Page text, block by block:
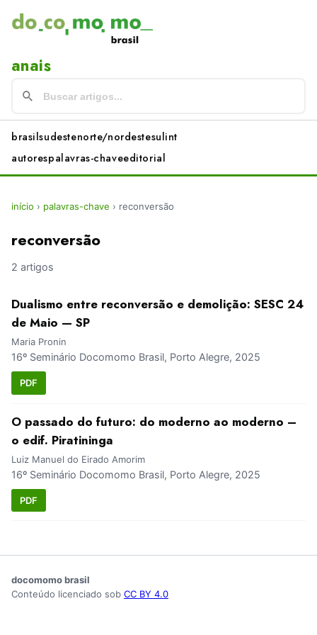
anais
brasilsudestenorte/nordestesulint
autorespalavras-chaveeditorial
início › palavras-chave › reconversão
reconversão
2 artigos
Dualismo entre reconversão e demolição: SESC 24
de Maio — SP
Maria Pronin
16º Seminário Docomomo Brasil, Porto Alegre, 2025
PDF
O passado do futuro: do moderno ao moderno –
o edif. Piratininga
Luiz Manuel do Eirado Amorim
16º Seminário Docomomo Brasil, Porto Alegre, 2025
PDF
docomomo brasil
Conteúdo licenciado sob CC BY 4.0